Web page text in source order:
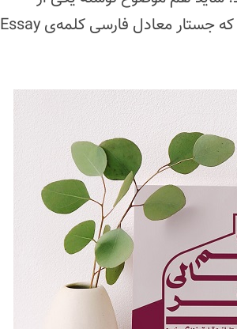
موضوعات بدیهی زندگی باشد. خوب است بدانید که جستار معادل فارسی کلمه‌ی Essay